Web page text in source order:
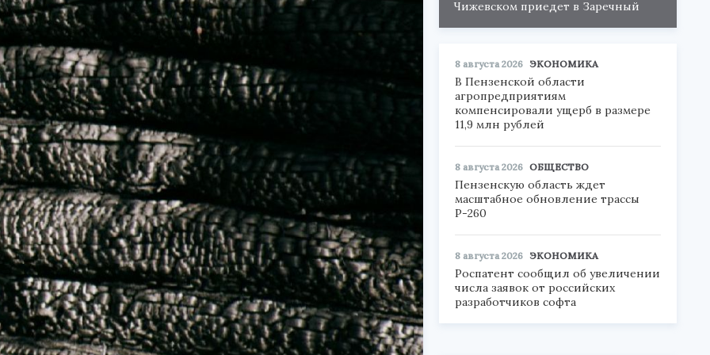
Чижевском приедет в Заречный
8 августа 2026 ЭКОНОМИКА
В Пензенской области
агропредприятиям
компенсировали ущерб в размере
11,9 млн рублей
8 августа 2026 ОБЩЕСТВО
Пензенскую область ждет
масштабное обновление трассы
Р-260
8 августа 2026 ЭКОНОМИКА
Роспатент сообщил об увеличении
числа заявок от российских
разработчиков софта